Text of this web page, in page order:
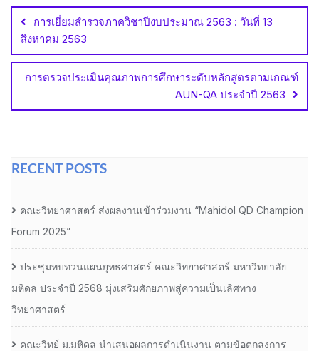
navigation
การเยี่ยมสำรวจภาควิชาปีงบประมาณ 2563 : วันที่ 13
สิงหาคม 2563
การตรวจประเมินคุณภาพการศึกษาระดับหลักสูตรตามเกณฑ์
AUN-QA ประจำปี 2563
RECENT POSTS
คณะวิทยาศาสตร์ ส่งผลงานเข้าร่วมงาน “Mahidol QD Champion
Forum 2025”
ประชุมทบทวนแผนยุทธศาสตร์ คณะวิทยาศาสตร์ มหาวิทยาลัย
มหิดล ประจำปี 2568 มุ่งเสริมศักยภาพสู่ความเป็นเลิศทาง
วิทยาศาสตร์
คณะวิทย์ ม.มหิดล นำเสนอผลการดำเนินงาน ตามข้อตกลงการ